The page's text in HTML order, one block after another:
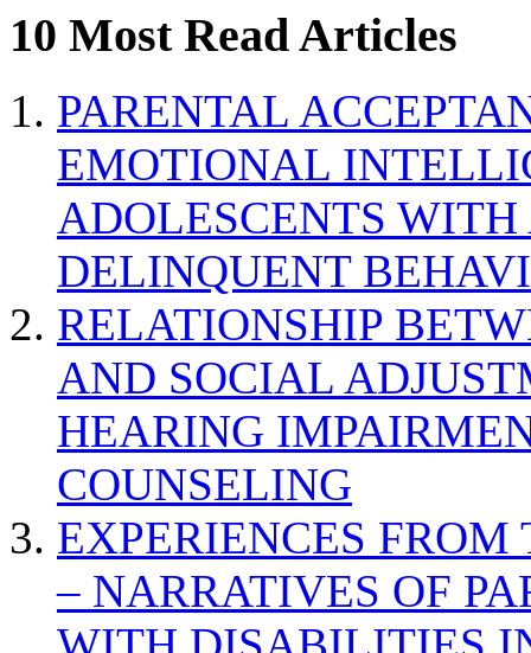
10 Most Read Articles
PARENTAL
EMOTIONAL
ADOLESCENTS
DELINQUENT
RELATIONSHIP
AND SOCIAL
HEARING
COUNSELING
EXPERIENCES
– NARRATIVES OF